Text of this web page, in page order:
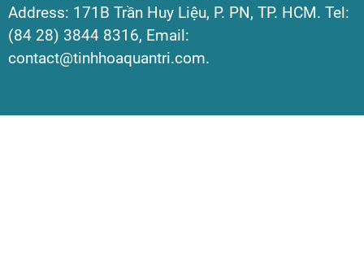
Address: 171B Trần Huy Liệu, P. PN, TP. HCM. Tel:
(84 28) 3844 8316, Email:
contact@tinhhoaquantri.com.